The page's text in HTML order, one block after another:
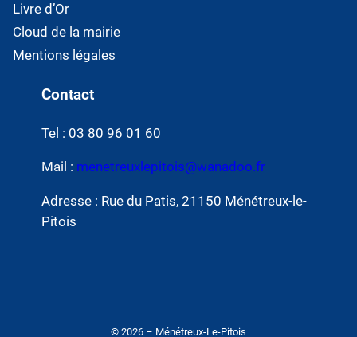
Livre d’Or
Cloud de la mairie
Mentions légales
Contact
Tel : 03 80 96 01 60
Mail : menetreuxlepitois@wanadoo.fr
Adresse : Rue du Patis, 21150 Ménétreux-le-
Pitois
© 2026 – Ménétreux-Le-Pitois